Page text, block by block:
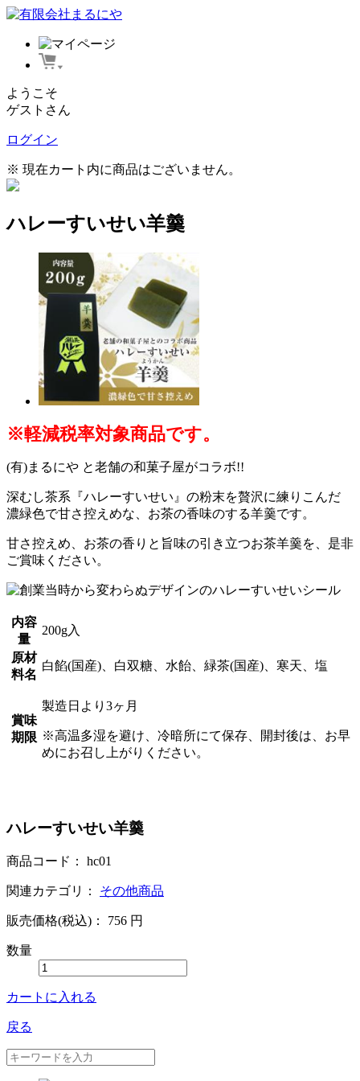
ようこそ
ゲストさん
ログイン
※ 現在カート内に商品はございません。
ハレーすいせい羊羹
※軽減税率対象商品です。
(有)まるにや と老舗の和菓子屋がコラボ!!
深むし茶系『ハレーすいせい』の粉末を贅沢に練りこんだ
濃緑色で甘さ控えめな、お茶の香味のする羊羹です。
甘さ控えめ、お茶の香りと旨味の引き立つお茶羊羹を、是非
ご賞味ください。
内容
量
200g入
原材
料名
白餡(国産)、白双糖、水飴、緑茶(国産)、寒天、塩
賞味
期限
製造日より3ヶ月
※高温多湿を避け、冷暗所にて保存、開封後は、お早
めにお召し上がりください。
ハレーすいせい羊羹
商品コード： hc01
関連カテゴリ： その他商品
販売価格(税込)： 756 円
数量
カートに入れる
戻る